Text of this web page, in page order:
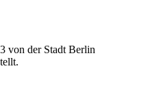
von der Stadt Berlin